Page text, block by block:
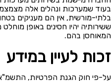
בעוד שמערכות ונהלים אלה
בלתי-מורשית, אין הם מעניקים
ששירותיה יהיו חסינים באופן
המאוחסן בהם.
זכות לעיין במידע